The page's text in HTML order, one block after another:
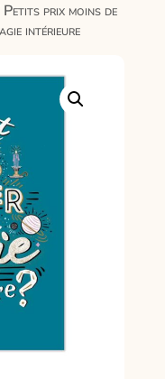
Petits prix moins de
intérieure